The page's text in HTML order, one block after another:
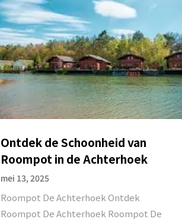
Ontdek de Schoonheid van
Roompot in de Achterhoek
mei 13, 2025
Roompot De Achterhoek Ontdek
Roompot De Achterhoek Roompot De